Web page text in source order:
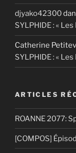
djyako42300
SYLPHIDE : «
Catherine
SYLPHIDE : «
ARTICLES
ROANNE 2077:
[COMPOS]